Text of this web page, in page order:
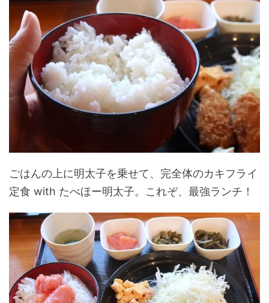
ごはんの上に明太子を乗せて、完全体のカキフライ
定食 with たべほー明太子。これぞ、最強ランチ！